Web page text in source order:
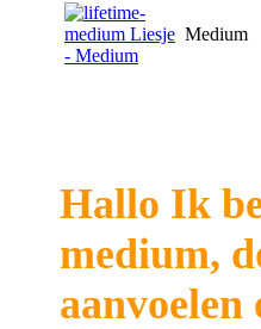
Medium
Hallo Ik
medium,
aanvoelen